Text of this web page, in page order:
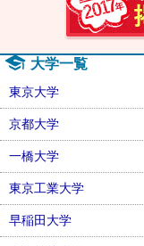
大学一覧
東京大学
京都大学
一橋大学
東京工業大学
早稲田大学